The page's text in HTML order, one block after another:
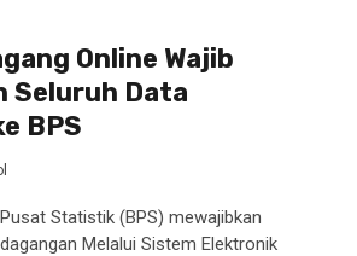
Online Wajib
Seluruh Data
BPS
Statistik (BPS) mewajibkan
Melalui Sistem Elektronik